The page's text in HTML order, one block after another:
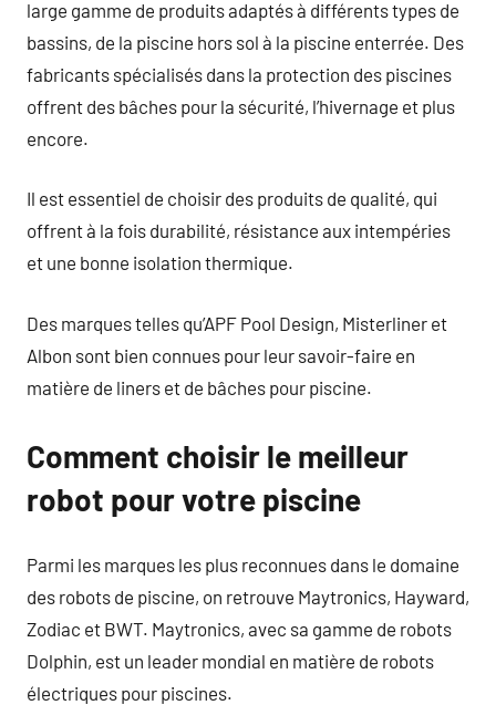
large gamme de produits adaptés à différents types de
bassins, de la piscine hors sol à la piscine enterrée. Des
fabricants spécialisés dans la protection des piscines
offrent des bâches pour la sécurité, l’hivernage et plus
encore.
Il est essentiel de choisir des produits de qualité, qui
offrent à la fois durabilité, résistance aux intempéries
et une bonne isolation thermique.
Des marques telles qu’APF Pool Design, Misterliner et
Albon sont bien connues pour leur savoir-faire en
matière de liners et de bâches pour piscine.
Comment choisir le meilleur
robot pour votre piscine
Parmi les marques les plus reconnues dans le domaine
des robots de piscine, on retrouve Maytronics, Hayward,
Zodiac et BWT. Maytronics, avec sa gamme de robots
Dolphin, est un leader mondial en matière de robots
électriques pour piscines.